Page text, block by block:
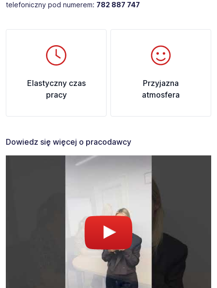
telefoniczny pod numerem: 782 887 747
Elastyczny czas
pracy
Przyjazna
atmosfera
Dowiedz się więcej o pracodawcy